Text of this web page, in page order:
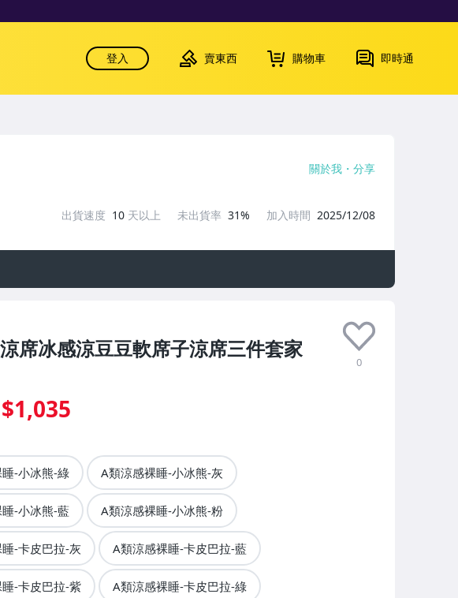
登入 賣東西 購物車 即時通
席冰感涼豆豆軟席子涼席三件套家
0
-小冰熊-綠 A類涼感裸睡-小冰熊-灰
-小冰熊-藍 A類涼感裸睡-小冰熊-粉
-卡皮巴拉-灰 A類涼感裸睡-卡皮巴拉-藍
-卡皮巴拉-紫 A類涼感裸睡-卡皮巴拉-綠
關於我 分享
出貨速度 10 天以上 未出貨率 31% 加入時間 2025/12/08